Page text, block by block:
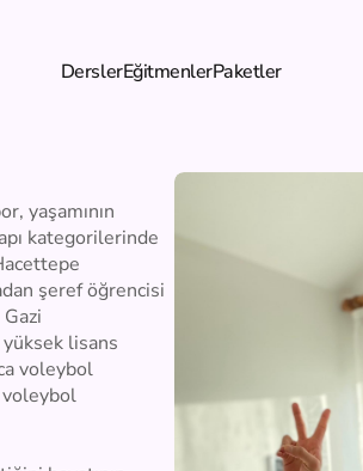
DerslerEğitmenlerPaketler
yaşamının
kategorilerinde
şeref öğrencisi
lisans
voleybol
voleybol